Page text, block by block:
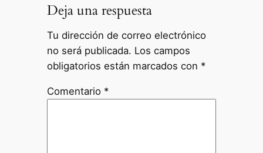
Deja una respuesta
Tu dirección de correo electrónico
no será publicada. Los campos
obligatorios están marcados con *
Comentario *